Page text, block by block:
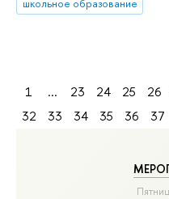
школьное образование
1 ... 23 24 25 26
32
33 34 35 36 37